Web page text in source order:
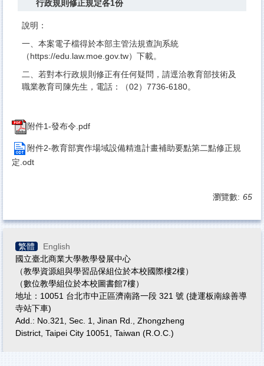
行政規則修正規定各1份
說明：
一、本案電子檔得於本部主管法規查詢系統
（https://edu.law.moe.gov.tw）下載。
二、若對本行政規則修正有任何疑問，請逕洽教育部技術及
職業教育司陳先生，電話：（02）7736-6180。
附件1-發布令.pdf
附件2-教育部實作場域設備精進計畫補助要點第二點修正規
定.odt
瀏覽數: 65
繁體
English
國立臺北商業大學教學發展中心
（教學資源組與學習品保組位於本校國際樓2樓）
（數位教學組位於本校圖書館7樓）
地址：10051 台北市中正區濟南路一段 321 號 (捷運板南線善導
寺站下車)
Add.: No.321, Sec. 1, Jinan Rd., Zhongzheng
District, Taipei City 10051, Taiwan (R.O.C.)